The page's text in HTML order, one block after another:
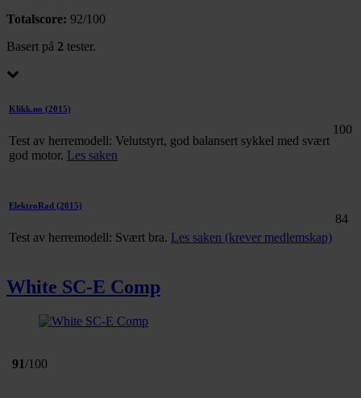
Totalscore: 92/100
Basert på 2 tester.
Klikk.no (2015)
Test av herremodell: Velutstyrt, god balansert sykkel med svært
god motor. Les saken
100
ElektroRad (2015)
Test av herremodell: Svært bra. Les saken (krever medlemskap)
84
White SC-E Comp
91/100